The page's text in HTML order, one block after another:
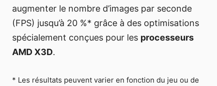
augmenter le nombre d’images par seconde
(FPS) jusqu’à 20 %* grâce à des optimisations
spécialement conçues pour les processeurs
AMD X3D.
* Les résultats peuvent varier en fonction du jeu ou de